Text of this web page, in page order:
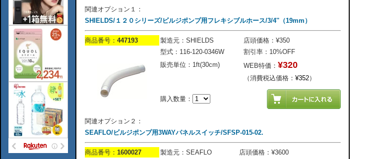
関連オプション１：
SHIELDS/１２０シリーズ/ビルジポンプ用フレキシブルホース/3/4''（19mm）
商品番号： 447193 製造元：SHIELDS
店頭価格：¥350
型式：116-120-0346W
割引率：10%OFF
販売単位：1ft(30cm)
WEB特価： ¥320
（消費税込価格： ¥352）
購入数量：
関連オプション２：
SEAFLO/ビルジポンプ用3WAYパネルスイッチ/SFSP-015-02.
商品番号： 1600027 製造元：SEAFLO
店頭価格：¥3600